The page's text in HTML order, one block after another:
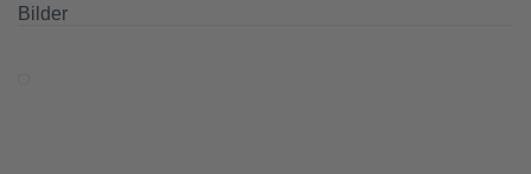
Bilder